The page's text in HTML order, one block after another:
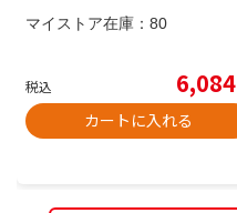
マイストア在庫： 80
税込 6,084
カートに入れる